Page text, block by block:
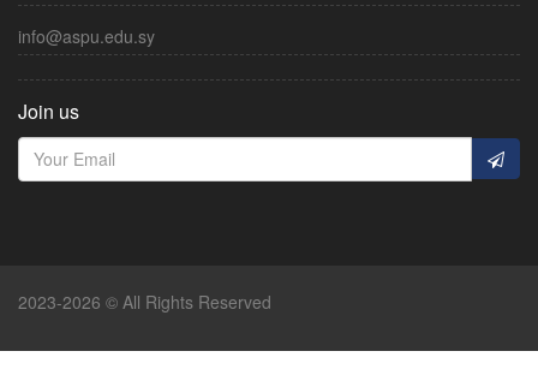
info@aspu.edu.sy
Join us
2023-2026 © All Rights Reserved